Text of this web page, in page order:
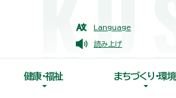
Language
読み上げ
健康・福祉 まちづくり・環境